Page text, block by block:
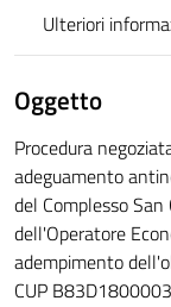
Ulteriori
Oggetto
Procedura
adeguamento
del Complesso
dell'Operatore
adempimento
CUP